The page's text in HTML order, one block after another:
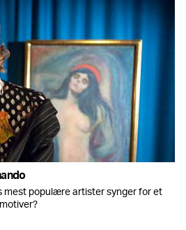
mest populære artister synger for et